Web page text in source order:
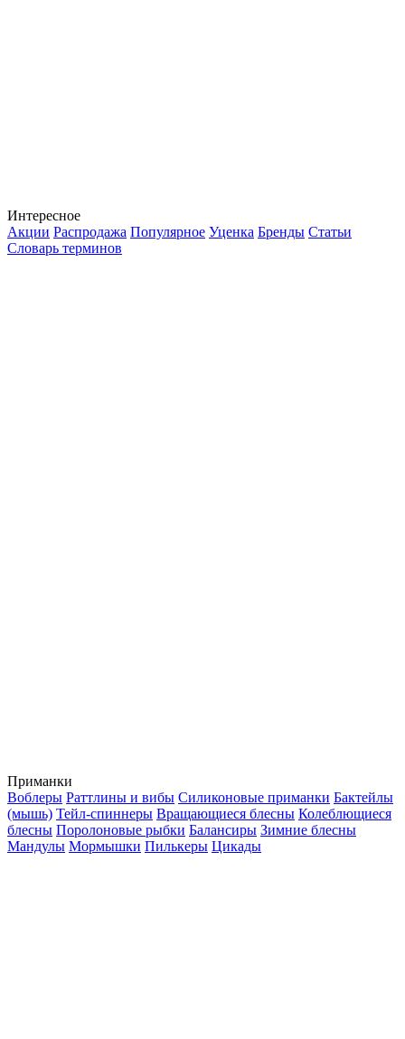
Интересное
Акции Распродажа Популярное Уценка Бренды Статьи
Словарь терминов
Приманки
Воблеры Раттлины и вибы Силиконовые приманки Бактейлы
(мышь) Тейл-спиннеры Вращающиеся блесны Колеблющиеся
блесны Поролоновые рыбки Балансиры Зимние блесны
Мандулы Мормышки Пилькеры Цикады